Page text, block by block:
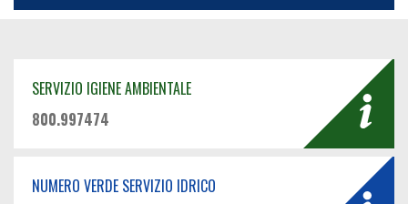
SERVIZIO IGIENE AMBIENTALE
800.997474
NUMERO VERDE SERVIZIO IDRICO